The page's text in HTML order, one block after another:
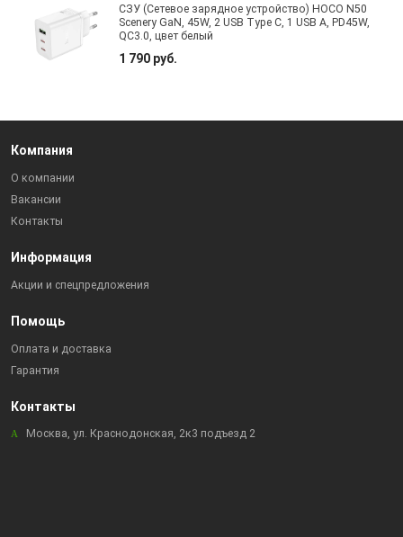
СЗУ (Сетевое зарядное устройство) HOCO N50
Scenery GaN, 45W, 2 USB Type C, 1 USB A, PD45W,
QC3.0, цвет белый
1 790 руб.
Компания
О компании
Вакансии
Контакты
Информация
Акции и спецпредложения
Помощь
Оплата и доставка
Гарантия
Контакты
Москва, ул. Краснодонская, 2к3 подъезд 2